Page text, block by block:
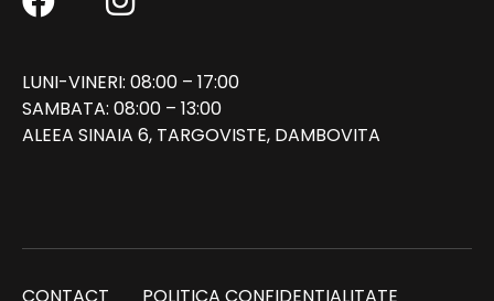
LUNI-VINERI: 08:00 – 17:00
SAMBATA: 08:00 – 13:00
ALEEA SINAIA 6, TARGOVISTE, DAMBOVITA